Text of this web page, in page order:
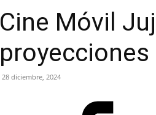
Cine Móvil
28 diciembre, 2024